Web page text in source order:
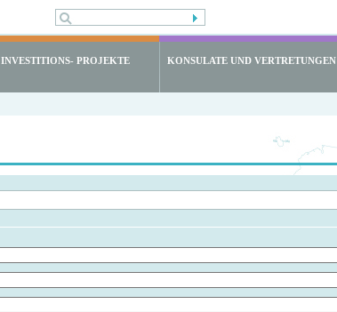
INVESTITIONS- PROJEKTE KONSULATE UND VERTRETUNGEN